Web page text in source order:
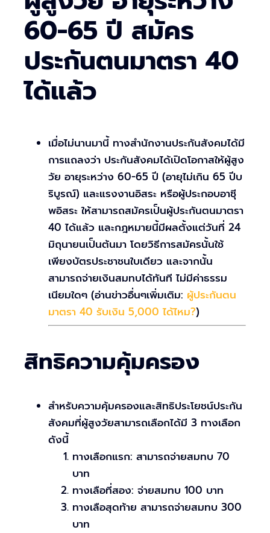
60-65 ปี สมัคร
ประกันตนมาตรา 40
ได้แล้ว
เมื่อไม่นานมานี้ ทางสำนักงานประกันสังคมได้มี
การแถลงว่า ประกันสังคมได้เปิดโอกาสให้ผู้สูง
วัย อายุระหว่าง 60-65 ปี (อายุไม่เกิน 65 ปีบ
ริบูรณ์) และแรงงานอิสระ หรือผู้ประกอบอาชุี
พอิสระ ให้สามารถสมัครเป็นผู้ประกันตนมาตรา
40 ได้แล้ว และกฎหมายนี้มีผลตั้งแต่วันที่ 24
มิถุนายนเป็นต้นมา โดยวิธีการสมัครนั้นใช้
เพียงบัตรประชาชนใบเดียว และจากนั้น
สามารถจ่ายเงินสมทบได้ทันที ไม่มีค่าธรรม
เนียมใดๆ (อ่านข่าวอื่นๆเพิ่มเติม: ผู้ประกันตน
มาตรา 40 รับเงิน 5,000 ได้ไหม?)
สิทธิความคุ้มครอง
สำหรับความคุ้มครองและสิทธิประโยชน์ประกัน
สังคมที่ผู้สูงวัยสามารถเลือกได้มี 3 ทางเลือก
ดังนี้
ทางเลือกแรก: สามารถจ่ายสมทบ 70
บาท
ทางเลือที่สอง: จ่ายสมทบ 100 บาท
ทางเลือสุดท้าย สามารถจ่ายสมทบ 300
บาท